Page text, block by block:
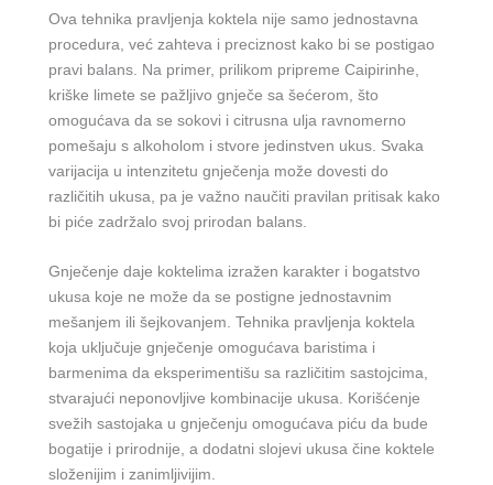
Ova tehnika pravljenja koktela nije samo jednostavna
procedura, već zahteva i preciznost kako bi se postigao
pravi balans. Na primer, prilikom pripreme Caipirinhe,
kriške limete se pažljivo gnječe sa šećerom, što
omogućava da se sokovi i citrusna ulja ravnomerno
pomešaju s alkoholom i stvore jedinstven ukus. Svaka
varijacija u intenzitetu gnječenja može dovesti do
različitih ukusa, pa je važno naučiti pravilan pritisak kako
bi piće zadržalo svoj prirodan balans.
Gnječenje daje koktelima izražen karakter i bogatstvo
ukusa koje ne može da se postigne jednostavnim
mešanjem ili šejkovanjem. Tehnika pravljenja koktela
koja uključuje gnječenje omogućava baristima i
barmenima da eksperimentišu sa različitim sastojcima,
stvarajući neponovljive kombinacije ukusa. Korišćenje
svežih sastojaka u gnječenju omogućava piću da bude
bogatije i prirodnije, a dodatni slojevi ukusa čine koktele
složenijim i zanimljivijim.